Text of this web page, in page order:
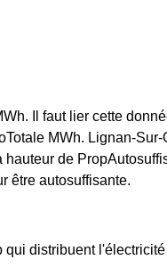
Il faut lier cette
MWh. Lignan-Sur-
de
être autosuffisante.
qui distribuent